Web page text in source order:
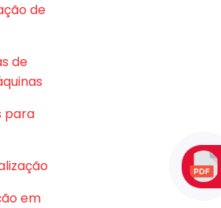
de
de
para
em